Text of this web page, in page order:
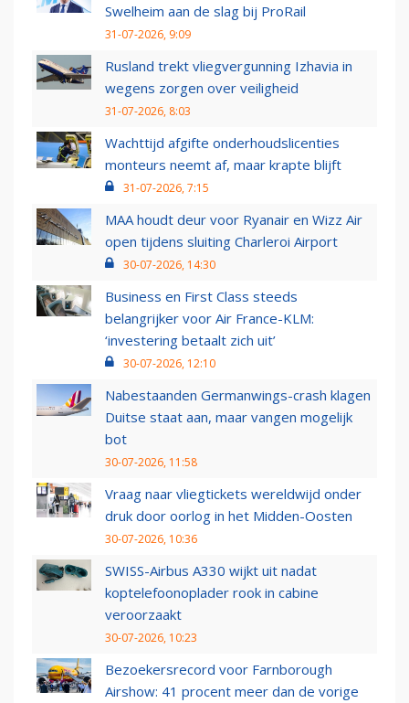
Swelheim aan de slag bij ProRail
31-07-2026, 9:09
Rusland trekt vliegvergunning Izhavia in
wegens zorgen over veiligheid
31-07-2026, 8:03
Wachttijd afgifte onderhoudslicenties
monteurs neemt af, maar krapte blijft
31-07-2026, 7:15
MAA houdt deur voor Ryanair en Wizz Air
open tijdens sluiting Charleroi Airport
30-07-2026, 14:30
Business en First Class steeds
belangrijker voor Air France-KLM:
‘investering betaalt zich uit’
30-07-2026, 12:10
Nabestaanden Germanwings-crash klagen
Duitse staat aan, maar vangen mogelijk
bot
30-07-2026, 11:58
Vraag naar vliegtickets wereldwijd onder
druk door oorlog in het Midden-Oosten
30-07-2026, 10:36
SWISS-Airbus A330 wijkt uit nadat
koptelefoonoplader rook in cabine
veroorzaakt
30-07-2026, 10:23
Bezoekersrecord voor Farnborough
Airshow: 41 procent meer dan de vorige